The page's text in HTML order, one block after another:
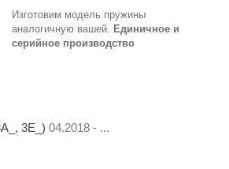
Изготовим модель пружины
аналогичную вашей. Единичное и
серийное производство
3E_) 04.2018 - ...